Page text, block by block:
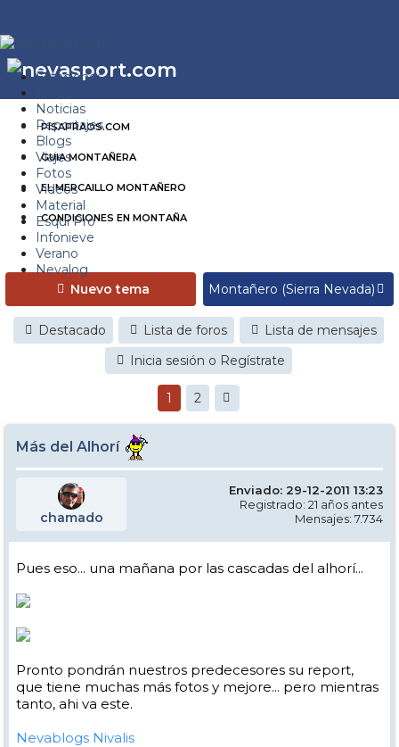
Estaciones
Noticias
Reportajes
Blogs
Viajes
Fotos
Videos
Material
Esquí Pro
Infonieve
Verano
Nevalog
PISAPRAOS.COM
GUIA MONTAÑERA
EL MERCAILLO MONTAÑERO
CONDICIONES EN MONTAÑA
Nuevo tema
Destacado Lista de foros
Lista de mensajes
Inicia sesión o Regístrate
1 2
Más del Alhorí
chamado
Enviado: 29-12-2011 13:23
Registrado: 21 años antes
Mensajes: 7.734
Pues eso... una mañana por las cascadas del alhorí...
Pronto pondrán nuestros predecesores su report,
que tiene muchas más fotos y mejore... pero mientras
tanto, ahi va este.
Nevablogs Nivalis